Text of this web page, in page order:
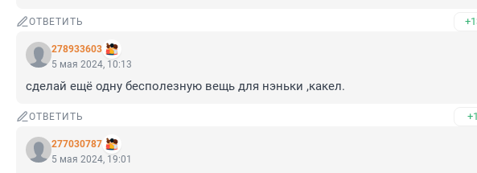
ОТВЕТИТЬ
278933603
5 мая 2024, 10:13
сделай ещё одну бесполезную вещь для нэньки ,какел.
ОТВЕТИТЬ +1
277030787
5 мая 2024, 19:01